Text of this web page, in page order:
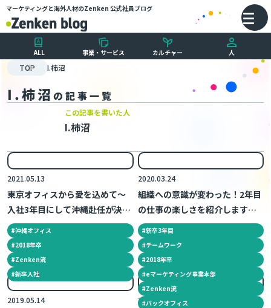
メインコンテンツにスキップ
マーケティングと海外人材のZenken 公式社員ブログ
ALL 事業・サービス カルチャー 人
TOP I.柿沼
I.柿沼 の記事一覧
この記事を書いた人
I.柿沼
東京オフィスから愛を込めて〜
入社3年目にして沖縄赴任が決
定！〜
2021.05.13
#沖縄オフィス
#2018年卒
#Zenken流
#新卒入社
組織への意識が変わった！2年目
の仕事の楽しさを紹介します！
～新卒2年目の日常～
2020.03.24
#新卒3年目
#チームワーク
#2018年卒
#eマーケティング事業本部
#Zenken流
#バックオフィス
2019.05.14 2018.10.01